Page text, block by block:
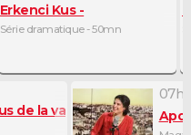
Erkenci Kus
Série dramatique - 50mn
de la vallée des rois